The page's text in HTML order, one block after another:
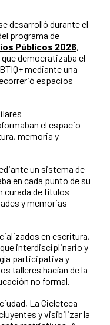
desarrolló durante el
programa de
Públicos 2026,
democratizaba el
mediante una
espacios
el espacio
memoria y
un sistema de
en cada punto de su
curada de títulos
y memorias
en escritura,
interdisciplinario y
participativa y
talleres hacían de la
no formal.
La Cicleteca
y visibilizar la